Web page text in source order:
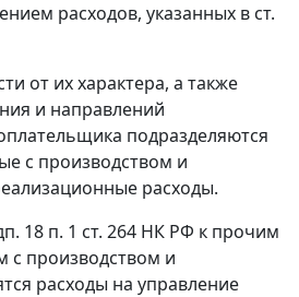
расходов, указанных в ст.
от их характера, а также
и направлений
подразделяются
с производством и
расходы.
п. 18 п. 1 ст. 264 НК РФ к прочим
с производством и
расходы на управление